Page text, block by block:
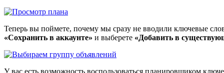
Теперь вы поймете, почему мы сразу не вводили ключевые
«Сохранить в аккаунте» и выберете «Добавить в